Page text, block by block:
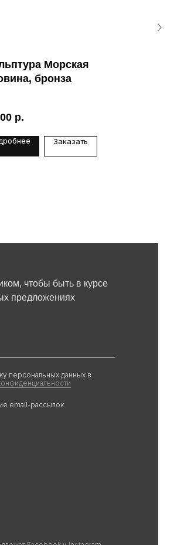
Морская
бронза
р.
Заказать
чтобы быть в курсе
предложениях
персональных данных в
email-рассылок